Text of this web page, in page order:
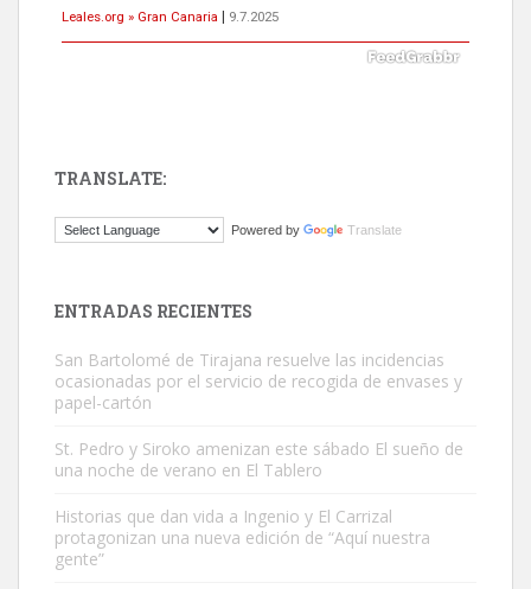
Leales.org » Gran Canaria
9.7.2025
El ayuntamiento se va a llevar a Los Gatos callejeros de la zona los
Este gato macho ha aparecido en la calle hace menos de un mes,
es muy manso y extremadamente cari...
Leales.org » Gran Canaria
TRANSLATE:
Powered by Translate
ENTRADAS RECIENTES
San Bartolomé de Tirajana resuelve las incidencias
ocasionadas por el servicio de recogida de envases y
papel-cartón
St. Pedro y Siroko amenizan este sábado El sueño de
una noche de verano en El Tablero
Historias que dan vida a Ingenio y El Carrizal
protagonizan una nueva edición de “Aquí nuestra
gente”